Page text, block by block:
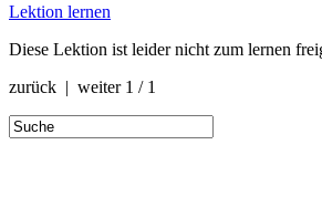
Lektion lernen
Diese Lektion ist leider nicht zum lernen
zurück | weiter 1 / 1